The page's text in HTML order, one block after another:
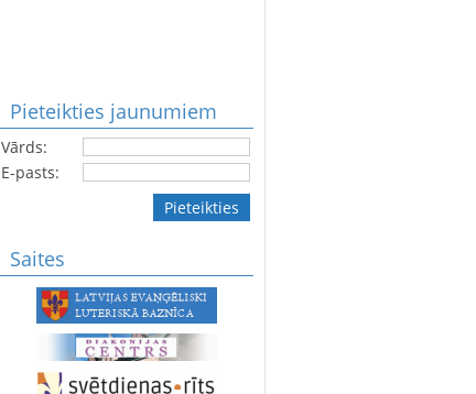
Pieteikties jaunumiem
Vārds:
E-pasts:
Pieteikties
Saites